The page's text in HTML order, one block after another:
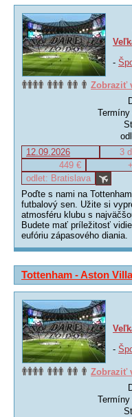
-
Zobraziť
12.09.2026
3
449 €
odlet: Bratislava
Poďte s nami na
futbalový sen. Užite si
atmosféru klubu s
Budete mať príležitosť
eufóriu zápasového diania.
Tottenham - Aston
-
Zobraziť